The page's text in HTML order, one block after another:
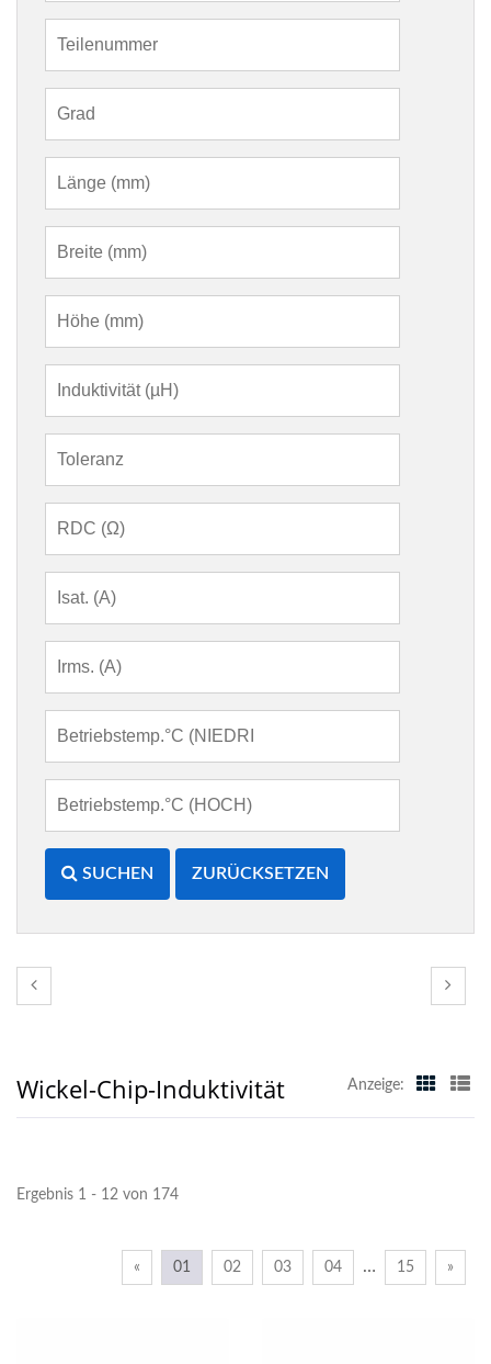
SUCHEN ZURÜCKSETZEN
Wickel-Chip-Induktivität Anzeige:
Ergebnis 1 - 12 von 174
« 01 02 03 04 … 15 »